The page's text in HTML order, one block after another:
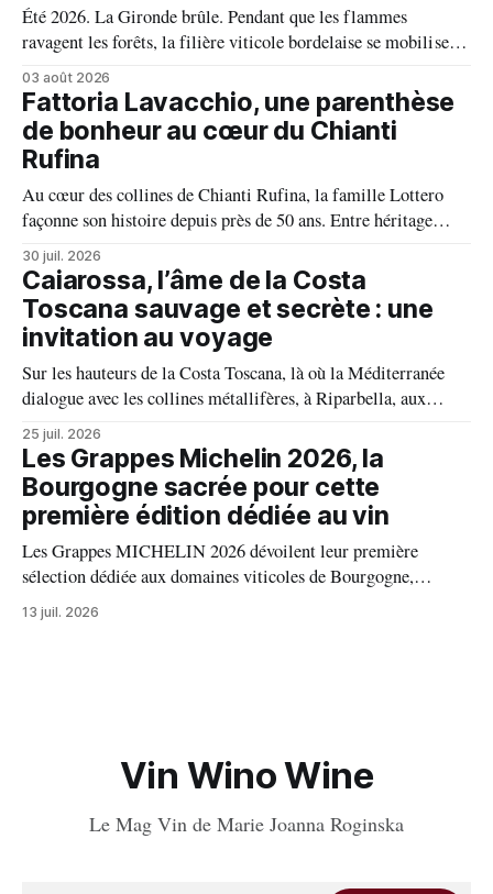
Été 2026. La Gironde brûle. Pendant que les flammes
ravagent les forêts, la filière viticole bordelaise se mobilise,
fait front commun et fait preuve d'une solidarité exemplaire
face aux incendies. Les vignes, sont épargnées et le millésime
s'annonce prometteur. Le feu n'aura pas eu le dernier mot.
03 août 2026
Fattoria Lavacchio, une parenthèse
de bonheur au cœur du Chianti
Rufina
Au cœur des collines de Chianti Rufina, la famille Lottero
façonne son histoire depuis près de 50 ans. Entre héritage
familial, exigence viticole et profond respect du terroir, le
domaine incarne une vision authentique du vin, où chaque
millésime raconte une terre, une passion et un art de vivre.
30 juil. 2026
Caiarossa, l’âme de la Costa
Toscana sauvage et secrète : une
invitation au voyage
Sur les hauteurs de la Costa Toscana, là où la Méditerranée
dialogue avec les collines métallifères, à Riparbella, aux
portes de Bolgheri, Caiarossa cultive une autre idée du grand
vin, celle d'un équilibre vivant entre la terre, les cépages et le
temps.
25 juil. 2026
Les Grappes Michelin 2026, la
Bourgogne sacrée pour cette
première édition dédiée au vin
Les Grappes MICHELIN 2026 dévoilent leur première
sélection dédiée aux domaines viticoles de Bourgogne,
distinguant 94 propriétés pour l’excellence de leurs vins. Au
palmarès : 9 domaines reçoivent trois grappes, 20 deux
13 juil. 2026
Vin Wino Wine
Le Mag Vin de Marie Joanna Roginska